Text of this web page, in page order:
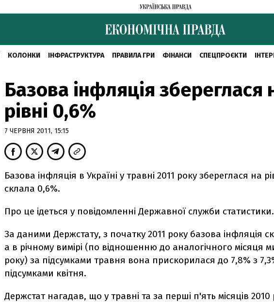
КОЛОНКИ ІНФРАСТРУКТУРА ПРАВИЛА ГРИ ФІНАНСИ СПЕЦПРОЄКТИ
Базова інфляція збереглася
рівні 0,6%
7 ЧЕРВНЯ 2011, 15:15
Базова інфляція в Україні у травні 2011 року збереглася на
склала 0,6%.
Про це ідеться у повідомленні Державної служби статистики.
За даними Держстату, з початку 2011 року базова інфляція
а в річному вимірі (по відношенню до аналогічного місяця
року) за підсумками травня вона прискорилася до 7,8% з
підсумками квітня.
Держстат нагадав, що у травні та за перші п'ять місяців